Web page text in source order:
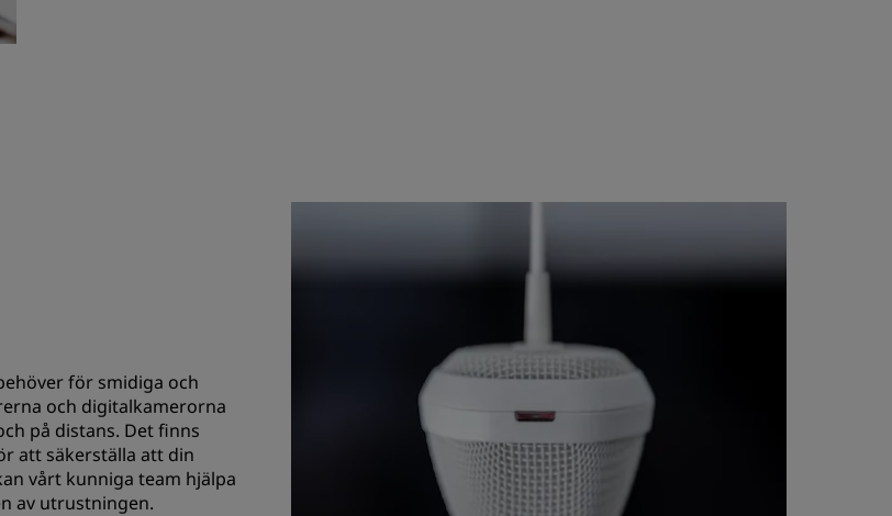
för smidiga och
och digitalkamerorna
på distans. Det finns
att säkerställa att din
vårt kunniga team hjälpa
av utrustningen.